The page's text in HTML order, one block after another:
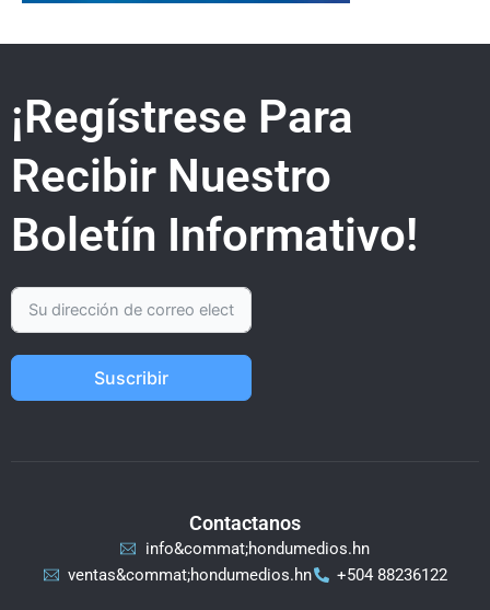
¡Regístrese Para
Recibir Nuestro
Boletín Informativo!
Suscribir
Contactanos
info&commat;hondumedios.hn
ventas&commat;hondumedios.hn
+504 88236122